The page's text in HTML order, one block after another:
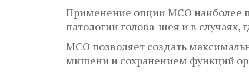
Применение опции МСО наиболее
патологии голова-шея и в случаях,
МСО позволяет создать
мишени и сохранением функций